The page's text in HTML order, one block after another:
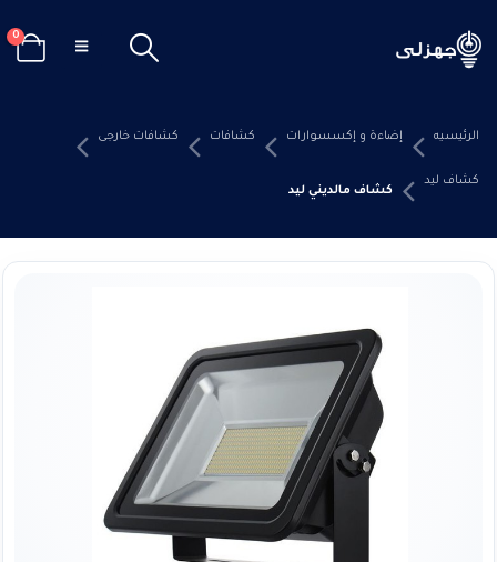
0
الرئيسيه إضاءة و إكسسوارات كشافات كشافات خارجى
كشاف ليد
كشاف مالديني ليد